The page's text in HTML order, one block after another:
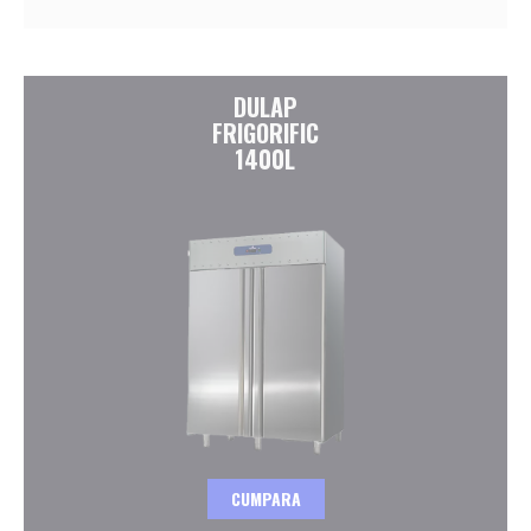
DULAP
FRIGORIFIC
1400L
CUMPARA